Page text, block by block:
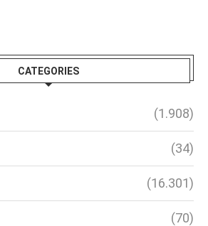
CATEGORIES
(1.908)
(34)
(16.301)
(70)